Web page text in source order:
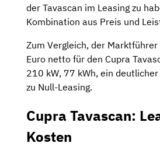
der Tavascan im Leasing zu
Kombination aus Preis und
Zum Vergleich, der
Euro netto für den Cupra
210 kW, 77 kWh, ein
zu Null-Leasing.
Cupra Tavascan:
Kosten